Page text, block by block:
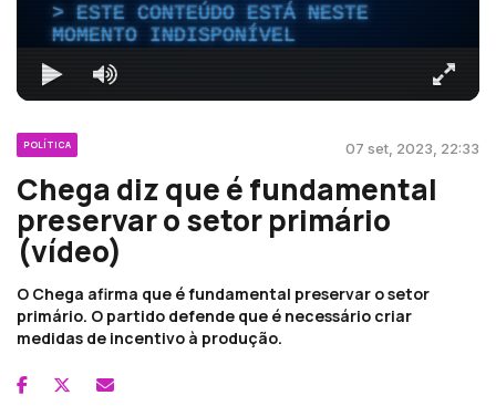
ESTE CONTEÚDO ESTÁ NESTE
MOMENTO INDISPONÍVEL
POLÍTICA 07 set, 2023, 22:33
Chega diz que é fundamental
preservar o setor primário
(vídeo)
O Chega afirma que é fundamental preservar o setor
primário. O partido defende que é necessário criar
medidas de incentivo à produção.